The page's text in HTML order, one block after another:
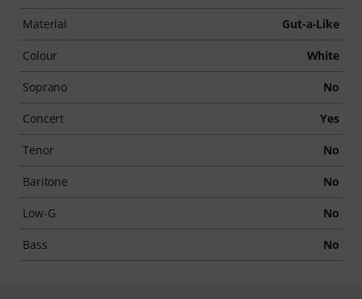
Material Gut-a-Like
Colour White
Soprano No
Concert Yes
Tenor No
Baritone No
Low-G No
Bass No